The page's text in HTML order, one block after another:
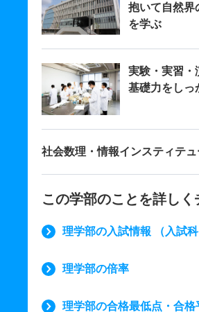
抱いて自然界
を学ぶ
実験・実習・
基礎力をしっ
社会数理・情報インスティテ
この学部のことを詳しく
理学部の入試情報 （入試科
理学部の倍率
理学部の合格最低点・合格